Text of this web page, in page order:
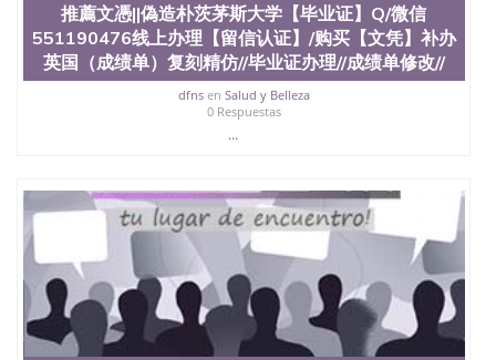
推薦文憑||偽造朴茨茅斯大学【毕业证】Q/微信
551190476线上办理【留信认证】/购买【文凭】补办
英国（成绩单）复刻精仿//毕业证办理//成绩单修改//
dfnsen Salud y Belleza
0 Respuestas
...